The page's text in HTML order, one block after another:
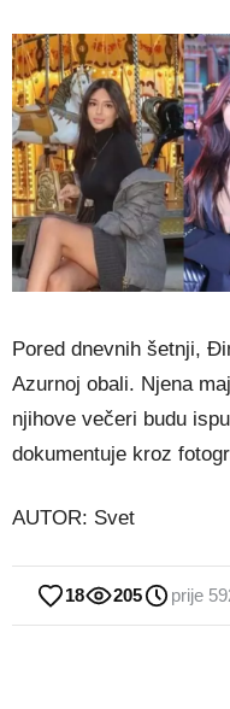
Pored dnevnih šetnji,
Azurnoj obali. Njena
njihove večeri budu
dokumentuje kroz
AUTOR: Svet
18 205 prije